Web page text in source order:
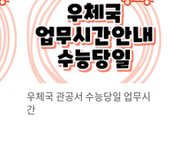
우체국 관공서 수능당일 업무시
간